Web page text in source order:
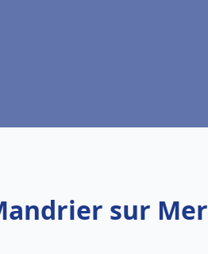
sur Mer